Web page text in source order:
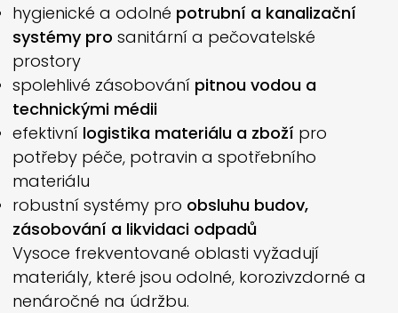
hygienické a odolné potrubní a kanalizační
systémy pro sanitární a pečovatelské
prostory
spolehlivé zásobování pitnou vodou a
technickými médii
efektivní logistika materiálu a zboží pro
potřeby péče, potravin a spotřebního
materiálu
robustní systémy pro obsluhu budov,
zásobování a likvidaci odpadů
Vysoce frekventované oblasti vyžadují
materiály, které jsou odolné, korozivzdorné a
nenáročné na údržbu.